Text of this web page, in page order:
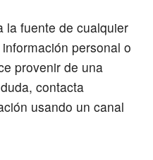
la fuente de cualquier
personal o
provenir de una
contacta
usando un canal